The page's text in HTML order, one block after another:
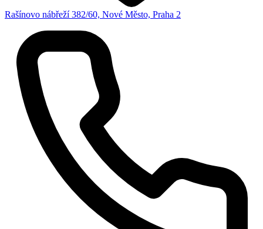
Rašínovo nábřeží 382/60, Nové Město, Praha 2